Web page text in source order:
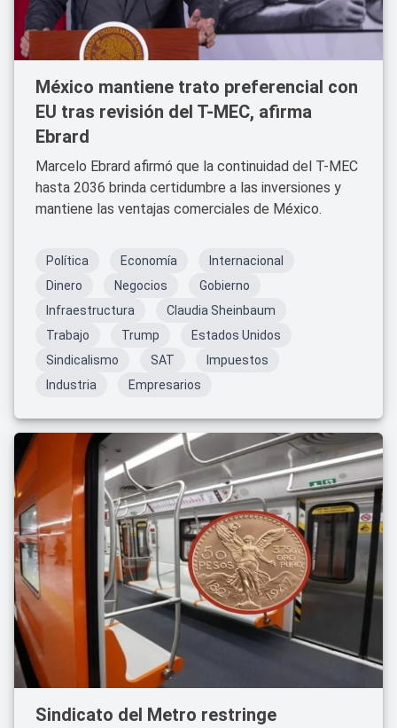
México mantiene trato preferencial con
EU tras revisión del T-MEC, afirma
Ebrard
Marcelo Ebrard afirmó que la continuidad del T-MEC
hasta 2036 brinda certidumbre a las inversiones y
mantiene las ventajas comerciales de México.
Política Economía
Internacional
Dinero
Negocios
Gobierno
Infraestructura
Claudia Sheinbaum
Trabajo
Trump
Estados Unidos
Sindicalismo
SAT
Impuestos
Industria
Empresarios
Sindicato del Metro restringe